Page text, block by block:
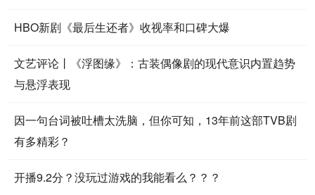
HBO新剧《最后生还者》收视率和口碑大爆
文艺评论丨《浮图缘》：古装偶像剧的现代意识内置趋势
与悬浮表现
因一句台词被吐槽太洗脑，但你可知，13年前这部TVB剧
有多精彩？
开播9.2分？没玩过游戏的我能看么？？？